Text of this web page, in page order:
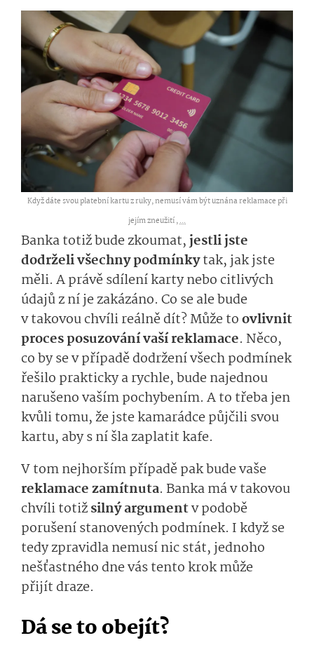
Když dáte svou platební kartu z ruky, nemusí vám být uznána reklamace při
jejím zneužití ,...
Banka totiž bude zkoumat, jestli jste
dodrželi všechny podmínkytak, jak jste
měli. A právě sdílení karty nebo citlivých
údajů z ní je zakázáno. Co se ale bude
v takovou chvíli reálně dít? Může toovlivnit
proces posuzování vaší reklamace. Něco,
co by se v případě dodržení všech podmínek
řešilo prakticky a rychle, bude najednou
narušeno vaším pochybením. A to třeba jen
kvůli tomu, že jste kamarádce půjčili svou
kartu, aby s ní šla zaplatit kafe.
V tom nejhorším případě pak bude vaše
reklamace zamítnuta. Banka má v takovou
chvíli totižsilný argumentv podobě
porušení stanovených podmínek. I když se
tedy zpravidla nemusí nic stát, jednoho
nešťastného dne vás tento krok může
přijít draze.
Dá se to obejít?